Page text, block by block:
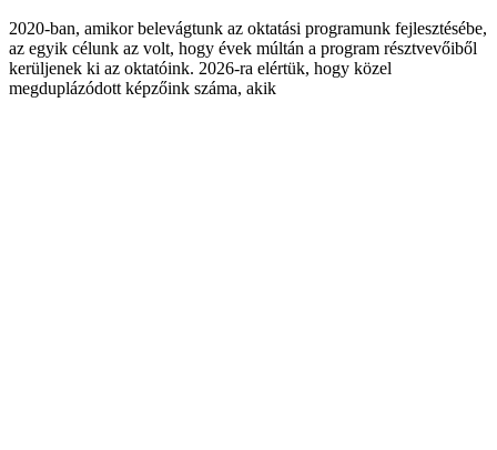
2020-ban, amikor belevágtunk az oktatási programunk fejlesztésébe,
az egyik célunk az volt, hogy évek múltán a program résztvevőiből
kerüljenek ki az oktatóink. 2026-ra elértük, hogy közel
megduplázódott képzőink száma, akik